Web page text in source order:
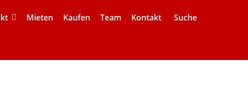
Mieten Kaufen Team Kontakt Suche